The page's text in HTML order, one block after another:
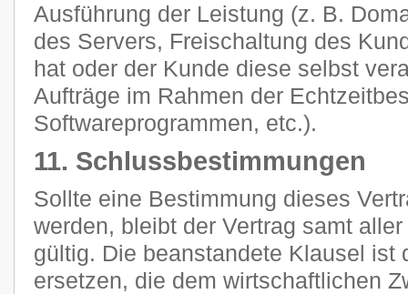
Ausführung der Leistung (z. B.
des Servers, Freischaltung des
hat oder der Kunde diese selbst
Aufträge im Rahmen der
Softwareprogrammen, etc.).
11. Schlussbestimmungen
Sollte eine Bestimmung dieses
werden, bleibt der Vertrag samt
gültig. Die beanstandete Klausel ist
ersetzen, die dem wirtschaftlichen